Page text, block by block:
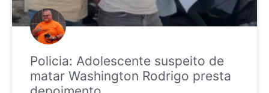
Policia: Adolescente suspeito de
matar Washington Rodrigo presta